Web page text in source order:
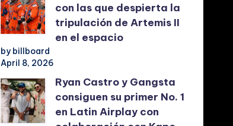
con las que despierta la
tripulación de Artemis II
en el espacio
by billboard
April 8, 2026
Ryan Castro y Gangsta
consiguen su primer No. 1
en Latin Airplay con